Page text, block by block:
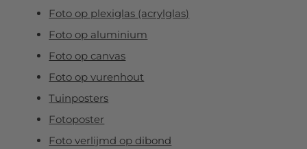
Foto op plexiglas (acrylglas)
Foto op aluminium
Foto op canvas
Foto op vurenhout
Tuinposters
Fotoposter
Foto verlijmd op dibond